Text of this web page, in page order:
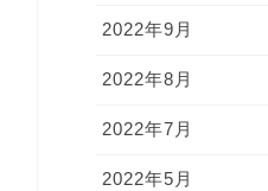
2022年9月
2022年8月
2022年7月
2022年5月